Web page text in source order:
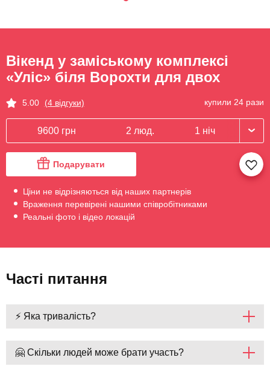
Вікенд у заміському комплексі
«Уліс» біля Ворохти для двох
5.00 (4 відгуки) купили 24 рази
9600 грн 2 люд. 1 ніч
Подарувати
Ціни не відрізняються від наших партнерів
Враження перевірені нашими співробітниками
Реальні фото і відео локацій
Часті питання
⚡ Яка тривалість?
🤗 Скільки людей може брати участь?